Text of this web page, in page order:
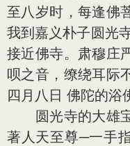
至八岁时，每逢佛
我到嘉义朴子圆光
接近佛寺。肃穆庄
呗之音，缭绕耳际
四月八日 佛陀的浴
圆光寺的大雄宝
著人天至尊─一手